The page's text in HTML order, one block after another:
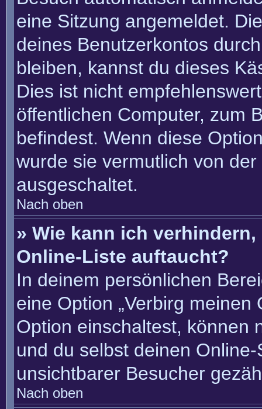
eine Sitzung angemeldet.
deines Benutzerkontos
bleiben, kannst du dieses
Dies ist nicht
öffentlichen Computer, zum
befindest. Wenn diese
wurde sie vermutlich von
ausgeschaltet.
Nach oben
» Wie kann ich
Online-Liste auftaucht?
In deinem persönlichen
eine Option „Verbirg meinen
Option einschaltest, können
und du selbst deinen
unsichtbarer Besucher
Nach oben